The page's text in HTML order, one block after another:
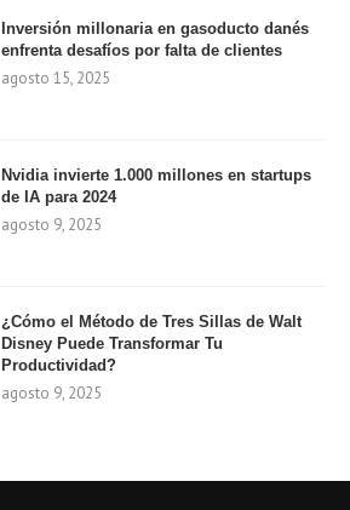
Inversión millonaria en gasoducto danés
enfrenta desafíos por falta de clientes
agosto 15, 2025
Nvidia invierte 1.000 millones en startups
de IA para 2024
agosto 9, 2025
¿Cómo el Método de Tres Sillas de Walt
Disney Puede Transformar Tu
Productividad?
agosto 9, 2025